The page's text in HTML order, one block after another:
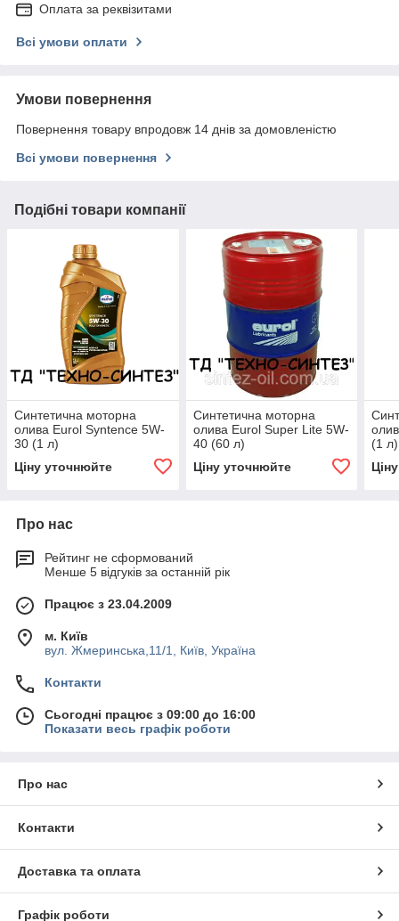
Оплата за реквізитами
Всі умови оплати
Умови повернення
Повернення товару впродовж 14 днів за домовленістю
Всі умови повернення
Подібні товари компанії
Синтетична моторна
олива Eurol Syntence 5W-
30 (1 л)
Ціну уточнюйте
Синтетична моторна
олива Eurol Super Lite 5W-
40 (60 л)
Ціну уточнюйте
(1 л)
Про нас
Рейтинг не сформований
Менше 5 відгуків за останній рік
Працює з 23.04.2009
м. Київ
вул. Жмеринська,11/1, Київ, Україна
Контакти
Сьогодні працює з 09:00 до 16:00
Показати весь графік роботи
Про нас
Контакти
Доставка та оплата
Графік роботи